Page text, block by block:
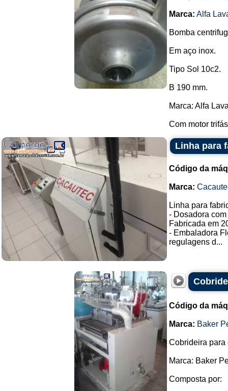
Marca: Alfa
Bomba
Em aço inox.
Tipo Sol 10c2.
B 190 mm.
Marca: Alfa
Com motor
Linha para
Código da
Marca:
Linha para
- Dosadora
Fabricada em
- Embaladora
regulagens d...
Código da
Marca: Baker
Cobrideira para
Marca: Baker
Composta por: